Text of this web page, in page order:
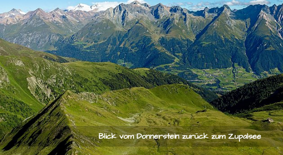
Blick vom Donnerstein zurück zum Zupalsee